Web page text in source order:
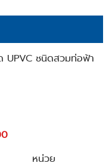
UPVC ชนิดสวมท่อฟ้า
หน่วย